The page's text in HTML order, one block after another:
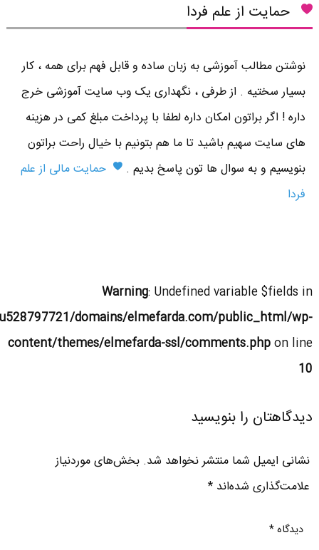
حمایت از علم فردا
نوشتن مطالب آموزشی به زبان ساده و قابل فهم برای همه ، کار
بسیار سختیه . از طرفی ، نگهداری یک وب سایت آموزشی خرج
داره ! اگر براتون امکان داره لطفا با پرداخت مبلغ کمی در هزینه
های سایت سهیم باشید تا ما هم بتونیم با خیال راحت براتون
بنویسیم و به سوال ها تون پاسخ بدیم .
حمایت مالی از علم
فردا
Warning: Undefined variable $fields in
domains/elmefarda.com/public_html/wp-
content/themes/elmefarda-ssl/comments.phpon line
10
دیدگاهتان را بنویسید
نشانی ایمیل شما منتشر نخواهد شد. بخش‌های موردنیاز
علامت‌گذاری شده‌اند*
دیدگاه*